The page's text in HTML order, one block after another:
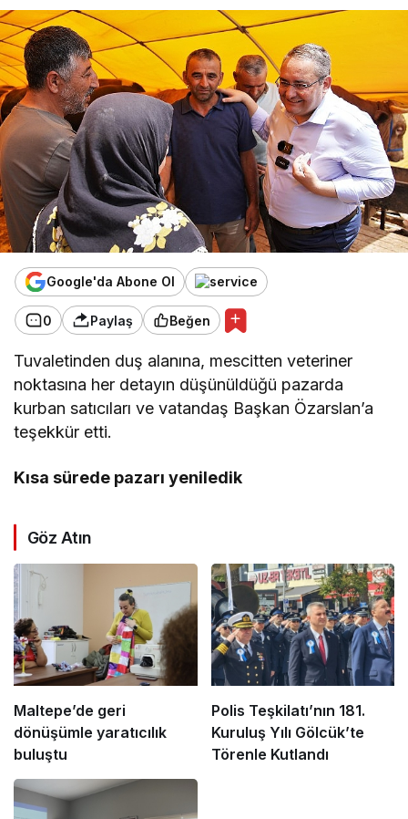
Google'da Abone Ol
0 Paylaş Beğen
Tuvaletinden duş alanına, mescitten veteriner
noktasına her detayın düşünüldüğü pazarda
kurban satıcıları ve vatandaş Başkan Özarslan’a
teşekkür etti.
Kısa sürede pazarı yeniledik
Göz Atın
Maltepe’de geri
dönüşümle yaratıcılık
buluştu
Polis Teşkilatı’nın 181.
Kuruluş Yılı Gölcük’te
Törenle Kutlandı